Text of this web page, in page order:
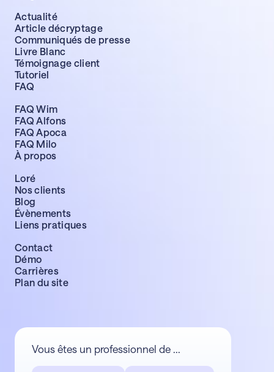
Actualité
Article décryptage
Communiqués de presse
Livre Blanc
Témoignage client
Tutoriel
FAQ
FAQ Wim
FAQ Alfons
FAQ Apoca
FAQ Milo
À propos
Loré
Nos clients
Blog
Évènements
Liens pratiques
Contact
Démo
Carrières
Plan du site
Vous êtes un professionnel de ...